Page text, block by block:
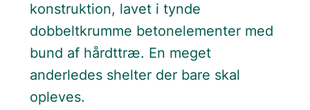
konstruktion, lavet i tynde
dobbeltkrumme betonelementer med
bund af hårdttræ. En meget
anderledes shelter der bare skal
opleves.